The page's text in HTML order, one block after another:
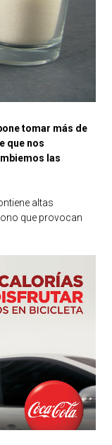
tomar más de
que nos
las
altas
que provocan